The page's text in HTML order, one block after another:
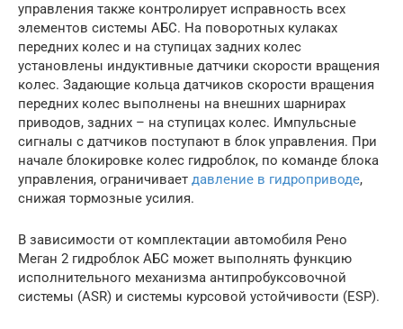
управления также контролирует исправность всех
элементов системы АБС. На поворотных кулаках
передних колес и на ступицах задних колес
установлены индуктивные датчики скорости вращения
колес. Задающие кольца датчиков скорости вращения
передних колес выполнены на внешних шарнирах
приводов, задних – на ступицах колес. Импульсные
сигналы с датчиков поступают в блок управления. При
начале блокировке колес гидроблок, по команде блока
управления, ограничивает давление в гидроприводе,
снижая тормозные усилия.
В зависимости от комплектации автомобиля Рено
Меган 2 гидроблок АБС может выполнять функцию
исполнительного механизма антипробуксовочной
системы (ASR) и системы курсовой устойчивости (ESP).